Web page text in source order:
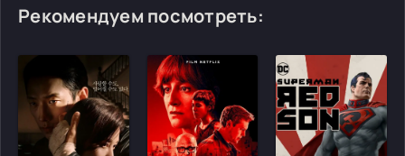
Рекомендуем посмотреть: